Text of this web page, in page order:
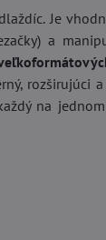
Je
a
rozširujúci a
na